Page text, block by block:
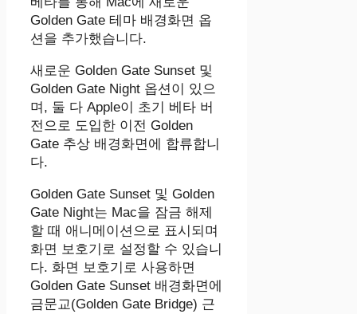
Golden Gate 테마 배경화면 옵
션을 추가했습니다.
새로운 Golden Gate Sunset 및
Golden Gate Night 옵션이 있으
며, 둘 다 Apple이 초기 베타 버
전으로 도입한 이전 Golden
Gate 추상 배경화면에 합류합니
다.
Golden Gate Sunset 및 Golden
Gate Night는 Mac을 잠금 해제
할 때 애니메이션으로 표시되며
화면 보호기로 설정할 수 있습니
다. 화면 보호기로 사용하면
Golden Gate Sunset 배경화면에
금문교(Golden Gate Bridge) 근